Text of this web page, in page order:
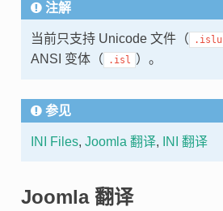
注解
当前只支持 Unicode 文件（ .islu
ANSI 变体（
.isl ）。
参见
INI Files, Joomla 翻译, INI 翻译
Joomla 翻译